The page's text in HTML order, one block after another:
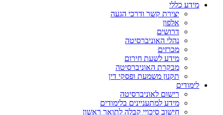
מידע כללי
יצירת קשר ודרכי הגעה
אלפון
דרושים
נהלי האוניברסיטה
מכרזים
מידע לשעת חירום
מבקרת האוניברסיטה
תקנון משמעת ופסקי דין
לימודים
רישום לאוניברסיטה
מידע למתעניינים בלימודים
חישוב סיכויי קבלה לתואר ראשון